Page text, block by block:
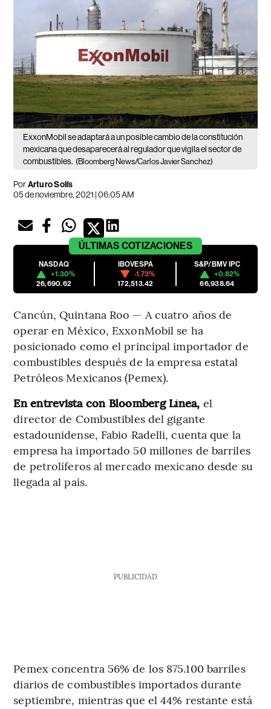
ExxonMobil se adaptará a un posible cambio de la constitución
mexicana que desaparecerá al regulador que vigila el sector de
combustibles. (Bloomberg News/Carlos Javier Sanchez)
PorArturo Solís
05 de noviembre, 2021 | 06:05 AM
ÚLTIMAS COTIZACIONES
NASDAQ
+1.30%
26,690.62
IBOVESPA
-1.73%
172,513.42
S&P/BMV IPC
+0.82%
66,938.64
Cancún, Quintana Roo — A cuatro años de
operar en México, ExxonMobil se ha
posicionado como el principal importador de
combustibles después de la empresa estatal
Petróleos Mexicanos (Pemex).
En entrevista con Bloomberg Línea, el
director de Combustibles del gigante
estadounidense, Fabio Radelli, cuenta que la
empresa ha importado 50 millones de barriles
de petrolíferos al mercado mexicano desde su
llegada al país.
PUBLICIDAD
Pemex concentra 56% de los 875.100 barriles
diarios de combustibles importados durante
septiembre, mientras que el 44% restante está